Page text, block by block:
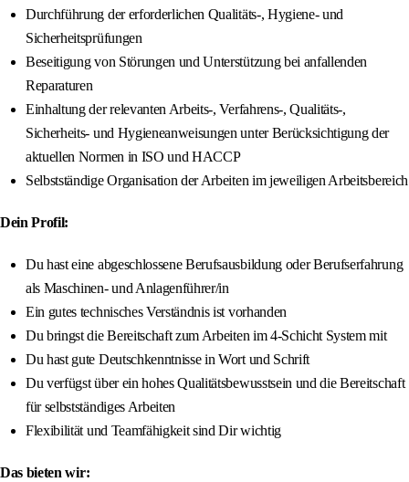
Durchführung der erforderlichen Qualitäts-, Hygiene- und
Sicherheitsprüfungen
Beseitigung von Störungen und Unterstützung bei anfallenden
Reparaturen
Einhaltung der relevanten Arbeits-, Verfahrens-, Qualitäts-,
Sicherheits- und Hygieneanweisungen unter Berücksichtigung der
aktuellen Normen in ISO und HACCP
Selbstständige Organisation der Arbeiten im jeweiligen Arbeitsbereich
Dein Profil:
Du hast eine abgeschlossene Berufsausbildung oder Berufserfahrung
als Maschinen- und Anlagenführer/in
Ein gutes technisches Verständnis ist vorhanden
Du bringst die Bereitschaft zum Arbeiten im 4-Schicht System mit
Du hast gute Deutschkenntnisse in Wort und Schrift
Du verfügst über ein hohes Qualitätsbewusstsein und die Bereitschaft
für selbstständiges Arbeiten
Flexibilität und Teamfähigkeit sind Dir wichtig
Das bieten wir: